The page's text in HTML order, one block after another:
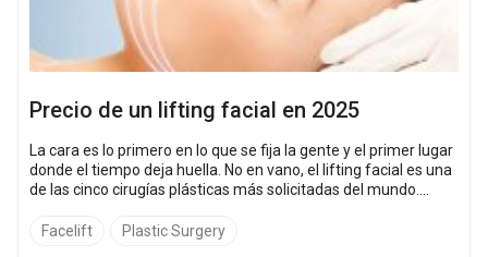
Precio de un lifting facial en 2025
La cara es lo primero en lo que se fija la gente y el primer lugar
donde el tiempo deja huella. No en vano, el lifting facial es una
de las cinco cirugías plásticas más solicitadas del mundo.
cada año, lo que equivale a un lifting facial cada 50 segundos.
Facelift Plastic Surgery